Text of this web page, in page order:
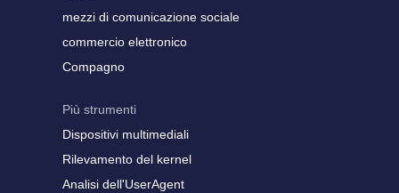
mezzi di comunicazione sociale
commercio elettronico
Compagno
Più strumenti
Dispositivi multimediali
Rilevamento del kernel
Analisi dell'UserAgent